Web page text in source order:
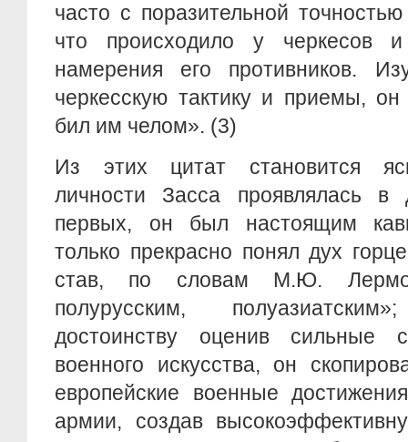
часто с поразительной
что происходило у черкесов
намерения его противников.
черкесскую тактику и приемы,
бил им челом». (3)
Из этих цитат становится
личности Засса проявлялась в
первых, он был настоящим
только прекрасно понял дух
став, по словам М.Ю.
полурусским,
достоинству оценив сильные
военного искусства, он
европейские военные
армии, создав